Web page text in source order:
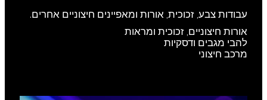
עבודות צבע, זכוכית, אורות ומאפיינים חיצוניים אחרים.
אורות חיצוניים, זכוכית ומראות
להבי מגבים ודסקיות
מרכב חיצוני